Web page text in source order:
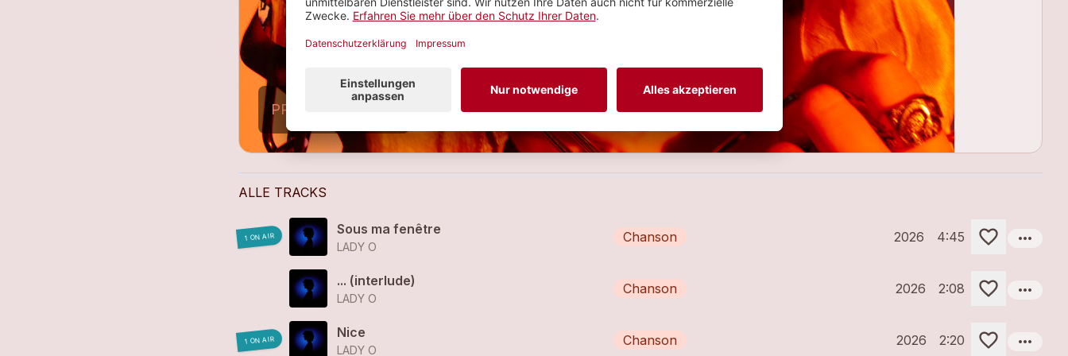
Funk, R&B
8 tracks
PROFIL ANSEHEN
ALLE TRACKS
1 ON AIR
Sous ma fenêtre
LADY O
Chanson 2026 4:45 more_horiz
... (interlude)
LADY O
Chanson 2026 2:08 more_horiz
1 ON AIR
Nice
LADY O
Chanson 2026 2:20 more_horiz